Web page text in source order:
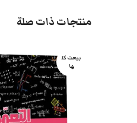
منتجات ذات صلة
بيعت كل
ها